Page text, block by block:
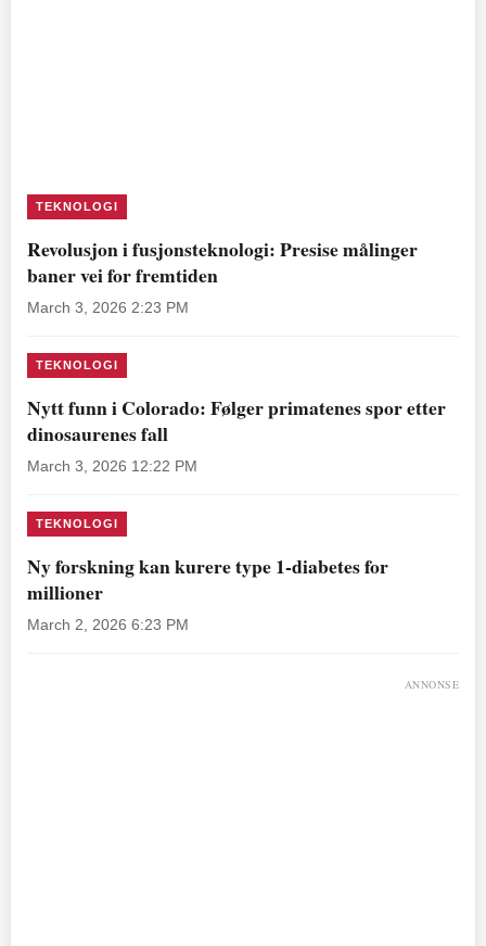
TEKNOLOGI
Revolusjon i fusjonsteknologi: Presise målinger
baner vei for fremtiden
March 3, 2026 2:23 PM
TEKNOLOGI
Nytt funn i Colorado: Følger primatenes spor etter
dinosaurenes fall
March 3, 2026 12:22 PM
TEKNOLOGI
Ny forskning kan kurere type 1-diabetes for
millioner
March 2, 2026 6:23 PM
ANNONSE